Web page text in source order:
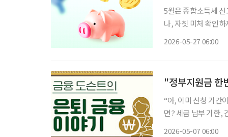
5월은 종합소득세
나, 자칫 미처 확인
2026-05-27 06:00
"정부지원금 한
“아, 이미 신청 기간
면? 세금 납부 기한, 건강검진 일정, 각종 지원금 신청 시기까지 챙겨야 할 정보는 점점 늘어나
2026-05-07 06:00